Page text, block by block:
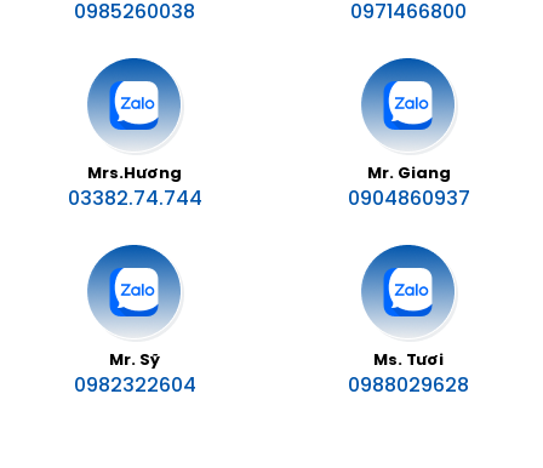
0985260038 0971466800
Mrs.Hương
03382.74.744
Mr. Giang
0904860937
Mr. Sỹ
0982322604
Ms. Tươi
0988029628